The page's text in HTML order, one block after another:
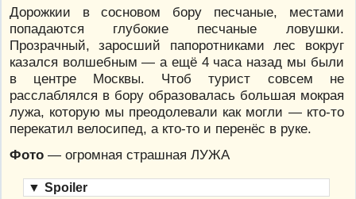
Дорожкии в сосновом бору песчаные, местами
попадаются глубокие песчаные ловушки.
Прозрачный, заросший папоротниками лес вокруг
казался волшебным — а ещё 4 часа назад мы были
в центре Москвы. Чтоб турист совсем не
расслаблялся в бору образовалась большая мокрая
лужа, которую мы преодолевали как могли — кто-то
перекатил велосипед, а кто-то и перенёс в руке.
Фото — огромная страшная ЛУЖА
▼ Spoiler